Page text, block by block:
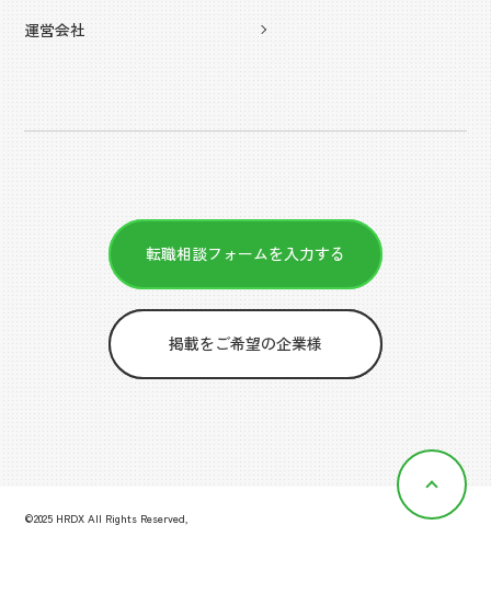
運営会社
転職相談フォームを入力する
掲載をご希望の企業様
©2025 HRDX All Rights Reserved,